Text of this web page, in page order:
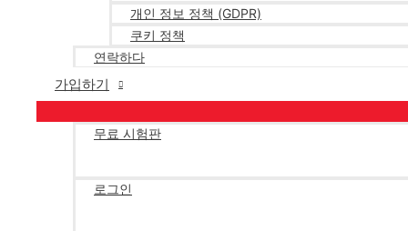
개인 정보 정책 (GDPR)
쿠키 정책
연락하다
가입하기
무료 시험판
로그인